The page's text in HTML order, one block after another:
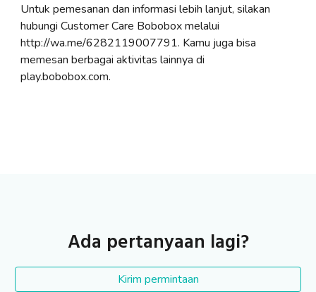
Untuk pemesanan dan informasi lebih lanjut, silakan
hubungi Customer Care Bobobox melalui
http://wa.me/6282119007791. Kamu juga bisa
memesan berbagai aktivitas lainnya di
play.bobobox.com.
Ada pertanyaan lagi?
Kirim permintaan